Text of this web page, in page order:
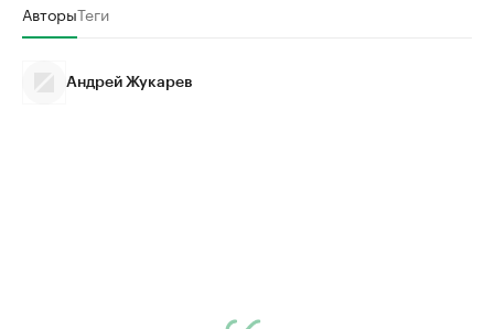
АвторыТеги
Андрей Жукарев